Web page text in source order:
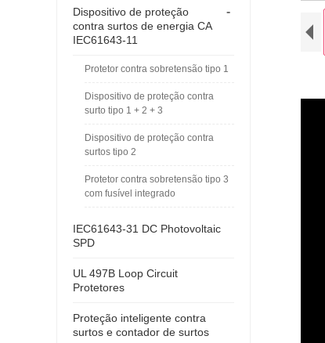
-
Dispositivo de proteção
contra surtos de energia CA
IEC61643-11
Protetor contra sobretensão tipo 1
Dispositivo de proteção contra
surto tipo 1 + 2 + 3
Dispositivo de proteção contra
surtos tipo 2
Protetor contra sobretensão tipo 3
com fusível integrado
IEC61643-31 DC Photovoltaic
SPD
UL 497B Loop Circuit
Protetores
Proteção inteligente contra
surtos e contador de surtos